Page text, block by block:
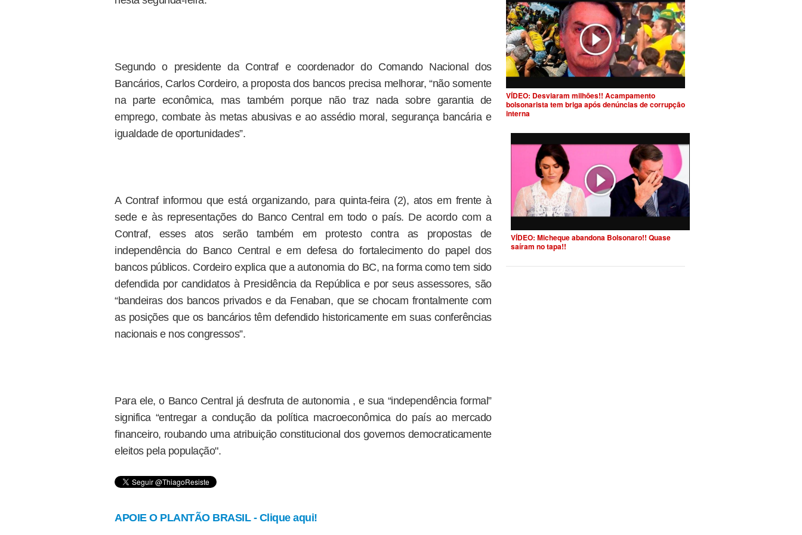
Segundo o presidente da Contraf e coordenador do Comando Nacional dos
Bancários, Carlos Cordeiro, a proposta dos bancos precisa melhorar, “não somente
na parte econômica, mas também porque não traz nada sobre garantia de
emprego, combate às metas abusivas e ao assédio moral, segurança bancária e
igualdade de oportunidades”.
A Contraf informou que está organizando, para quinta-feira (2), atos em frente à
sede e às representações do Banco Central em todo o país. De acordo com a
Contraf, esses atos serão também em protesto contra as propostas de
independência do Banco Central e em defesa do fortalecimento do papel dos
bancos públicos. Cordeiro explica que a autonomia do BC, na forma como tem sido
defendida por candidatos à Presidência da República e por seus assessores, são
“bandeiras dos bancos privados e da Fenaban, que se chocam frontalmente com
as posições que os bancários têm defendido historicamente em suas conferências
nacionais e nos congressos”.
Para ele, o Banco Central já desfruta de autonomia , e sua “independência formal”
significa “entregar a condução da política macroeconômica do país ao mercado
financeiro, roubando uma atribuição constitucional dos governos democraticamente
eleitos pela população".
APOIE O PLANTÃO BRASIL - Clique aqui!
VÍDEO: Desviaram milhões!! Acampamento
bolsonarista tem briga após denúncias de corrupção
interna
VÍDEO: Micheque abandona Bolsonaro!! Quase
saíram no tapa!!